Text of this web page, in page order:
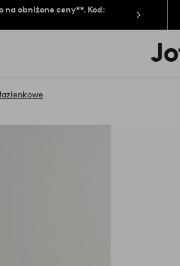
na obniżone ceny**. Kod:
Logo
Jotex